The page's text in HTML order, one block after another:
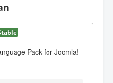
Pack for Joomla!